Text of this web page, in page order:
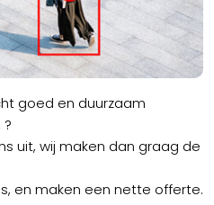
goed en duurzaam
uit, wij maken dan graag de
en maken een nette offerte.